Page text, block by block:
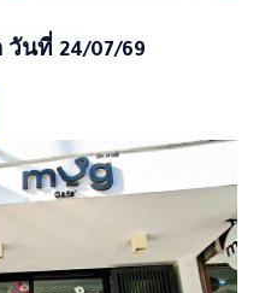
วันที่ 24/07/69